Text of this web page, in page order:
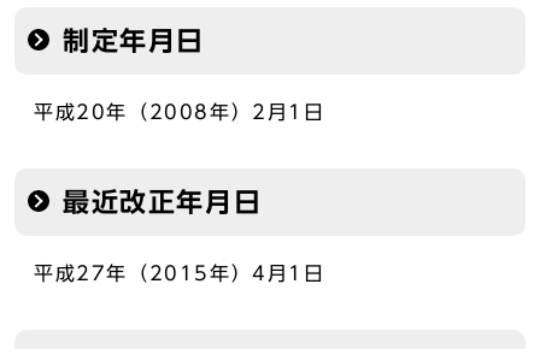
制定年月日
平成20年（2008年）2月1日
最近改正年月日
平成27年（2015年）4月1日